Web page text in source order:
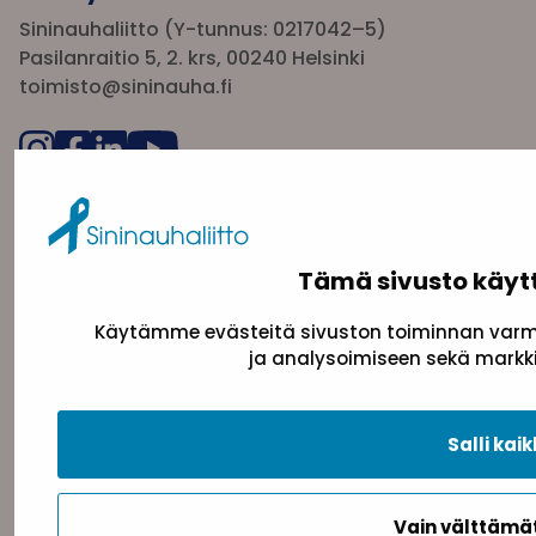
Tämä sivusto
Käytämme evästeitä sivuston toiminnan
ja analysoimiseen sekä
Vain
Salli
Sininauhaliitto (Y-tunnus: 0217042–5)
Pasilanraitio 5, 2. krs, 00240 Helsinki
toimisto@sininauha.fi
Evästeseloste